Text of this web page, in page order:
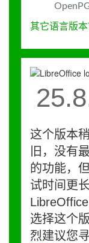
其它语言版本
这个版本稍
旧，没有
的功能，
试时间更
选择这个
烈建议您